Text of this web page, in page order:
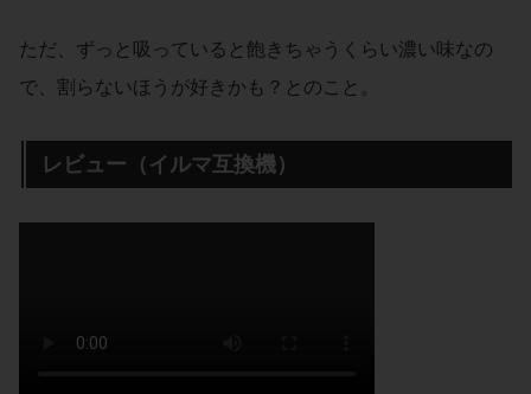
ただ、ずっと吸っていると飽きちゃうくらい濃い味なの
で、割らないほうが好きかも？とのこと。
レビュー（イルマ互換機）